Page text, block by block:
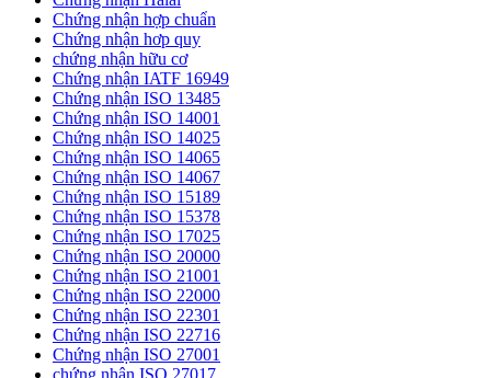
Chứng nhận hợp chuẩn
Chứng nhận hơp quy
chứng nhận hữu cơ
Chứng nhận IATF 16949
Chứng nhận ISO 13485
Chứng nhận ISO 14001
Chứng nhận ISO 14025
Chứng nhận ISO 14065
Chứng nhận ISO 14067
Chứng nhận ISO 15189
Chứng nhận ISO 15378
Chứng nhận ISO 17025
Chứng nhận ISO 20000
Chứng nhận ISO 21001
Chứng nhận ISO 22000
Chứng nhận ISO 22301
Chứng nhận ISO 22716
Chứng nhận ISO 27001
chứng nhận ISO 27017